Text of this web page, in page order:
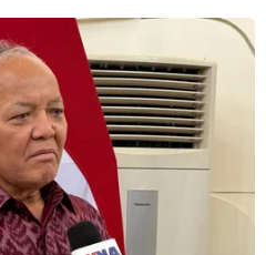
TRIỂN KINH TẾ TƯ NHÂN
đổi mới phương thức cho
hấp thụ vốn
Việt Nam 2026: Mở
lực công-tư
dịch thu hút đầu tư sang